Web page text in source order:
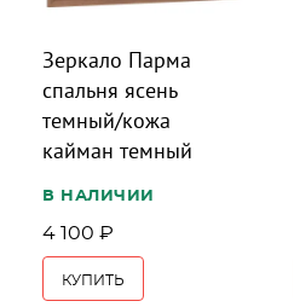
Зеркало Парма
спальня ясень
темный/кожа
кайман темный
В НАЛИЧИИ
4 100 ₽
КУПИТЬ